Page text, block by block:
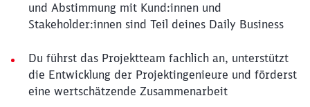
und Abstimmung mit Kund:innen und
Stakeholder:innen sind Teil deines Daily Business
Du führst das Projektteam fachlich an, unterstützt
die Entwicklung der Projektingenieure und förderst
eine wertschätzende Zusammenarbeit